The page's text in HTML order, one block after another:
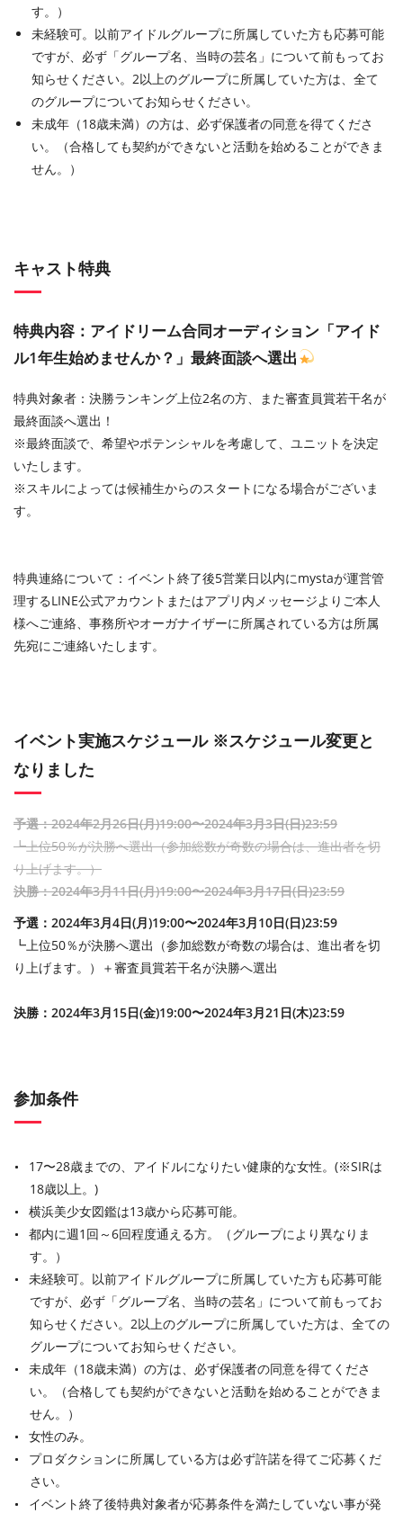
す。）
未経験可。以前アイドルグループに所属していた方も応募可能
ですが、必ず「グループ名、当時の芸名」について前もってお
知らせください。2以上のグループに所属していた方は、全て
のグループについてお知らせください。
未成年（18歳未満）の方は、必ず保護者の同意を得てくださ
い。（合格しても契約ができないと活動を始めることができま
せん。）
キャスト特典
特典内容：アイドリーム合同オーディション「アイド
ル1年生始めませんか？」最終面談へ選出
特典対象者：決勝ランキング上位2名の方、また審査員賞若干名が
最終面談へ選出！
※最終面談で、希望やポテンシャルを考慮して、ユニットを決定
いたします。
※スキルによっては候補生からのスタートになる場合がございま
す。
特典連絡について：イベント終了後5営業日以内にmystaが運営管
理するLINE公式アカウントまたはアプリ内メッセージよりご本人
様へご連絡、事務所やオーガナイザーに所属されている方は所属
先宛にご連絡いたします。
イベント実施スケジュール ※スケジュール変更と
なりました
予選：2024年2月26日(月)19:00〜2024年3月3日(日)23:59
┗上位50％が決勝へ選出（参加総数が奇数の場合は、進出者を切
り上げます。）
決勝：2024年3月11日(月)19:00〜2024年3月17日(日)23:59
予選：2024年3月4日(月)19:00〜2024年3月10日(日)23:59
┗上位50％が決勝へ選出（参加総数が奇数の場合は、進出者を切
り上げます。）＋審査員賞若干名が決勝へ選出
決勝：2024年3月15日(金)19:00〜2024年3月21日(木)23:59
参加条件
17〜28歳までの、アイドルになりたい健康的な女性。(※SIRは
18歳以上。)
横浜美少女図鑑は13歳から応募可能。
都内に週1回～6回程度通える方。（グループにより異なりま
す。）
未経験可。以前アイドルグループに所属していた方も応募可能
ですが、必ず「グループ名、当時の芸名」について前もってお
知らせください。2以上のグループに所属していた方は、全ての
グループについてお知らせください。
未成年（18歳未満）の方は、必ず保護者の同意を得てくださ
い。（合格しても契約ができないと活動を始めることができま
せん。）
女性のみ。
プロダクションに所属している方は必ず許諾を得てご応募くだ
さい。
イベント終了後特典対象者が応募条件を満たしていない事が発